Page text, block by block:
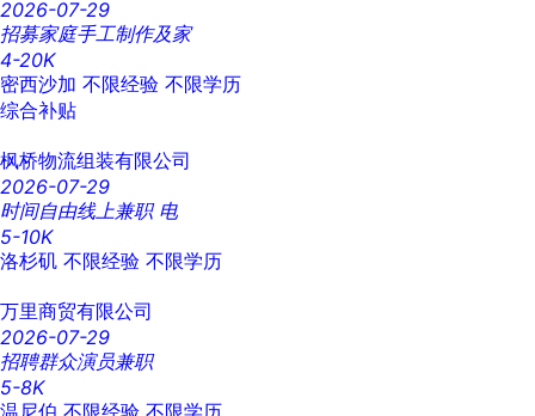
2026-07-29
招募家庭手工制作及家
4-20K
密西沙加 不限经验 不限学历
综合补贴
枫桥物流组装有限公司
2026-07-29
时间自由线上兼职 电
5-10K
洛杉矶 不限经验 不限学历
万里商贸有限公司
2026-07-29
招聘群众演员兼职
5-8K